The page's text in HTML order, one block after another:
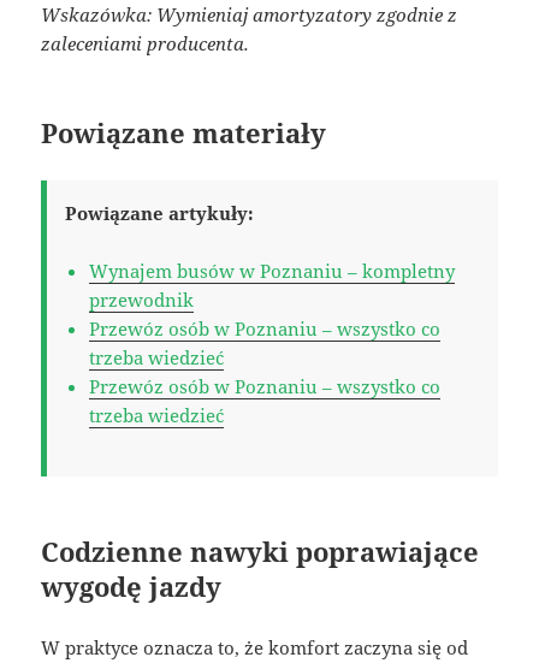
Wskazówka: Wymieniaj amortyzatory zgodnie z
zaleceniami producenta.
Powiązane materiały
Powiązane artykuły:
Wynajem busów w Poznaniu – kompletny
przewodnik
Przewóz osób w Poznaniu – wszystko co
trzeba wiedzieć
Przewóz osób w Poznaniu – wszystko co
trzeba wiedzieć
Codzienne nawyki poprawiające
wygodę jazdy
W praktyce oznacza to, że komfort zaczyna się od